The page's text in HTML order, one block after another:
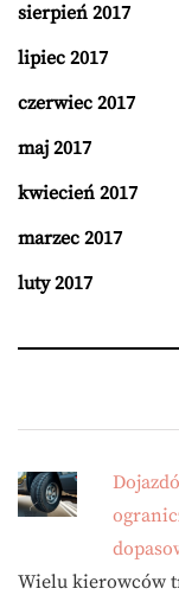
sierpień 2017
lipiec 2017
czerwiec 2017
maj 2017
kwiecień 2017
marzec 2017
luty 2017
Wielu kierowców